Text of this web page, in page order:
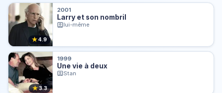
★4.9
2001
Larry et son nombril
lui-même
★3.3
1999
Une vie à deux
Stan